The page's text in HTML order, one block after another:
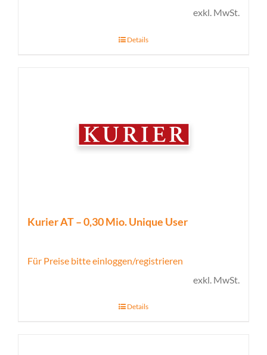
exkl. MwSt.
Details
Kurier AT – 0,30 Mio. Unique User
Für Preise bitte einloggen/registrieren
exkl. MwSt.
Details